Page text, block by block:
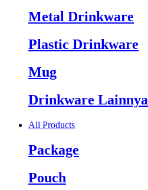
Metal Drinkware
Plastic Drinkware
Mug
Drinkware Lainnya
All Products
Package
Pouch